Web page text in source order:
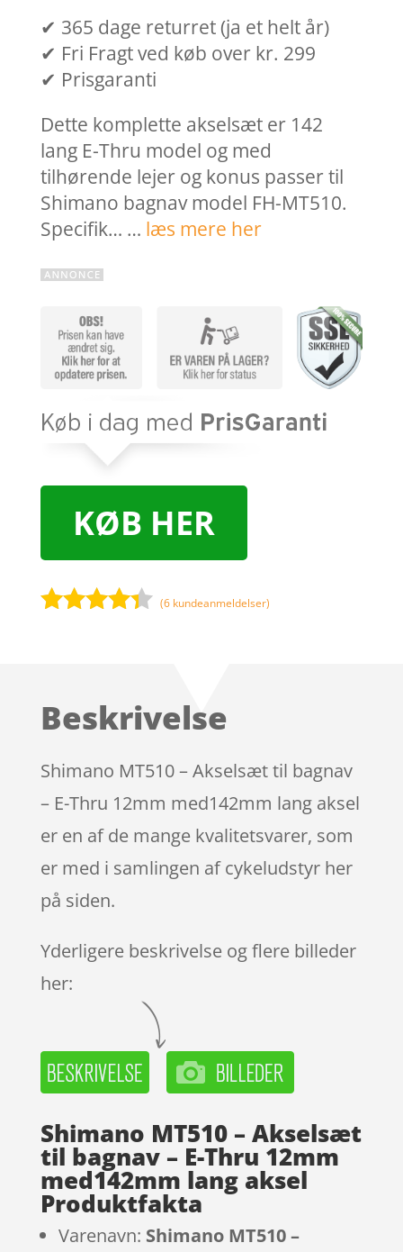
✔ 365 dage returret (ja et helt år)
✔ Fri Fragt ved køb over kr. 299
✔ Prisgaranti
Dette komplette akselsæt er 142
lang E-Thru model og med
tilhørende lejer og konus passer til
Shimano bagnav model FH-MT510.
Specifik… … læs mere her
KØB HER
på
mmelser
(6 kundeanmeldelser)
Beskrivelse
Shimano MT510 – Akselsæt til bagnav
– E-Thru 12mm med142mm lang aksel
er en af de mange kvalitetsvarer, som
er med i samlingen af cykeludstyr her
på siden.
Yderligere beskrivelse og flere billeder
her:
Shimano MT510 – Akselsæt
til bagnav – E-Thru 12mm
med142mm lang aksel
Produktfakta
Varenavn: Shimano MT510 –